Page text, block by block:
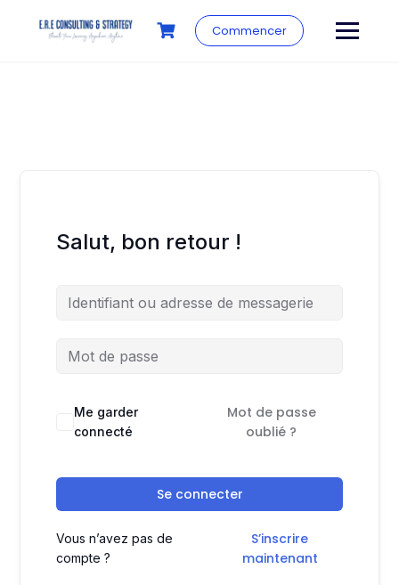
Commencer
Salut, bon retour !
Me garder
connecté
Mot de passe
oublié ?
Se connecter
Vous n’avez pas de
compte ?
S’inscrire
maintenant